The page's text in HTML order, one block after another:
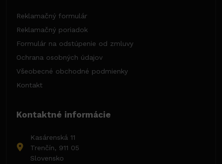
Reklamačný formulár
Reklamačný poriadok
Formulár na odstúpenie od zmluvy
Ochrana osobných údajov
Všeobecné obchodné podmienky
Kontakt
Kontaktné informácie
Kasárenská 11
Trenčín, 911 05
Slovensko